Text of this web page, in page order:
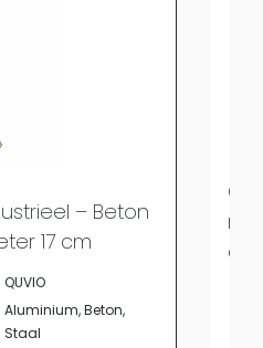
– Beton
17 cm
QUVIO
Aluminium, Beton,
Staal
cm